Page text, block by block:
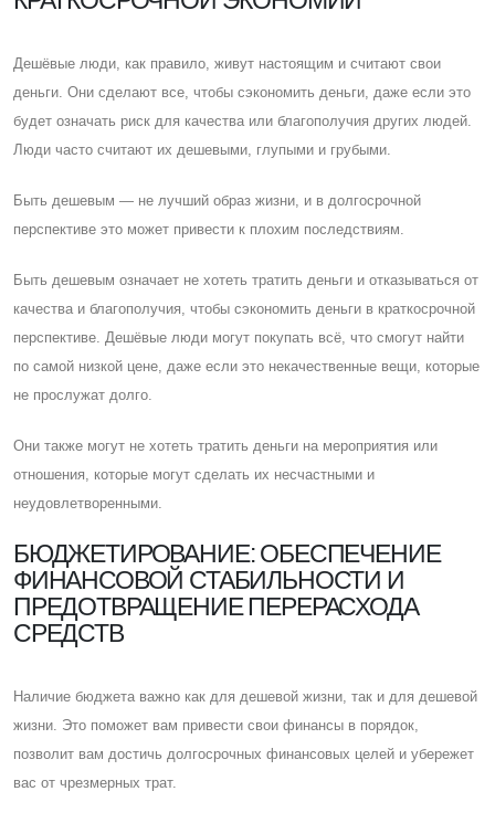
Дешёвые люди, как правило, живут настоящим и считают свои
деньги. Они сделают все, чтобы сэкономить деньги, даже если это
будет означать риск для качества или благополучия других людей.
Люди часто считают их дешевыми, глупыми и грубыми.
Быть дешевым — не лучший образ жизни, и в долгосрочной
перспективе это может привести к плохим последствиям.
Быть дешевым означает не хотеть тратить деньги и отказываться от
качества и благополучия, чтобы сэкономить деньги в краткосрочной
перспективе. Дешёвые люди могут покупать всё, что смогут найти
по самой низкой цене, даже если это некачественные вещи, которые
не прослужат долго.
Они также могут не хотеть тратить деньги на мероприятия или
отношения, которые могут сделать их несчастными и
неудовлетворенными.
БЮДЖЕТИРОВАНИЕ: ОБЕСПЕЧЕНИЕ
ФИНАНСОВОЙ СТАБИЛЬНОСТИ И
ПРЕДОТВРАЩЕНИЕ ПЕРЕРАСХОДА
СРЕДСТВ
Наличие бюджета важно как для дешевой жизни, так и для дешевой
жизни. Это поможет вам привести свои финансы в порядок,
позволит вам достичь долгосрочных финансовых целей и убережет
вас от чрезмерных трат.